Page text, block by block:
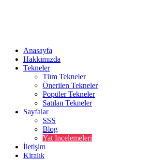
Anasayfa
Hakkımızda
Tekneler
Tüm Tekneler
Önerilen Tekneler
Popüler Tekneler
Satılan Tekneler
Sayfalar
SSS
Blog
Yat Incelemeleri
İletişim
Kiralık